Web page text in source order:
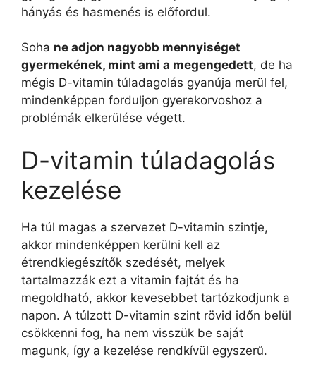
hányás és hasmenés is előfordul.
Soha ne adjon nagyobb mennyiséget
gyermekének, mint ami a megengedett, de ha
mégis D-vitamin túladagolás gyanúja merül fel,
mindenképpen forduljon gyerekorvoshoz a
problémák elkerülése végett.
D-vitamin túladagolás
kezelése
Ha túl magas a szervezet D-vitamin szintje,
akkor mindenképpen kerülni kell az
étrendkiegészítők szedését, melyek
tartalmazzák ezt a vitamin fajtát és ha
megoldható, akkor kevesebbet tartózkodjunk a
napon. A túlzott D-vitamin szint rövid időn belül
csökkenni fog, ha nem visszük be saját
magunk, így a kezelése rendkívül egyszerű.